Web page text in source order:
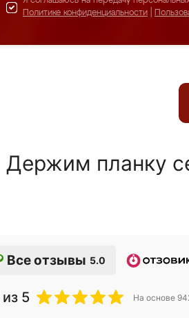
Политике конфиденциальности
Держим планку
Все отзывы 5.0
из 5 На основе